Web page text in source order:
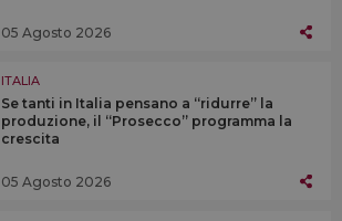
05 Agosto 2026
ITALIA
Se tanti in Italia pensano a “ridurre” la
produzione, il “Prosecco” programma la
crescita
05 Agosto 2026